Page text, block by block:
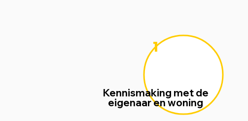
1
Kennismaking met de
eigenaar en woning